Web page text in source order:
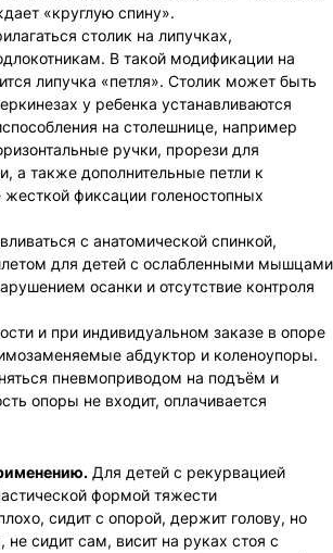
«круглую спину».
столик на липучках,
В такой модификации на
липучка «петля». Столик может быть
у ребенка устанавливаются
на столешнице, например
ручки, прорези для
а также дополнительные петли к
фиксации голеностопных
с анатомической спинкой,
для детей с ослабленными мышцами
осанки и отсутствие контроля
и при индивидуальном заказе в опоре
абдуктор и коленоупоры.
пневмоприводом на подъём и
опоры не входит, оплачивается
Для детей с рекурвацией
формой тяжести
сидит с опорой, держит голову, но
не сидит сам, висит на руках стоя с